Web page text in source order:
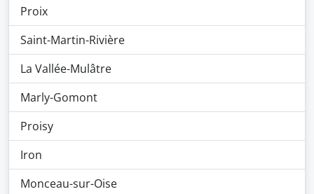
Proix
Saint-Martin-Rivière
La Vallée-Mulâtre
Marly-Gomont
Proisy
Iron
Monceau-sur-Oise